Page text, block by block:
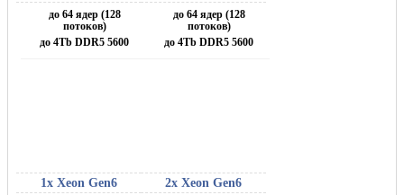
до 64 ядер (128
потоков)
до 4Tb DDR5 5600
до 64 ядер (128
потоков)
до 4Tb DDR5 5600
1x Xeon Gen6 2x Xeon Gen6